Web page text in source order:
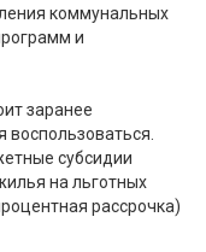
коммунальных
и
заранее
субсидии
на льготных
рассрочка)